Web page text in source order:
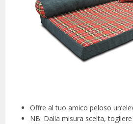
Offre al tuo amico peloso
NB: Dalla misura scelta,